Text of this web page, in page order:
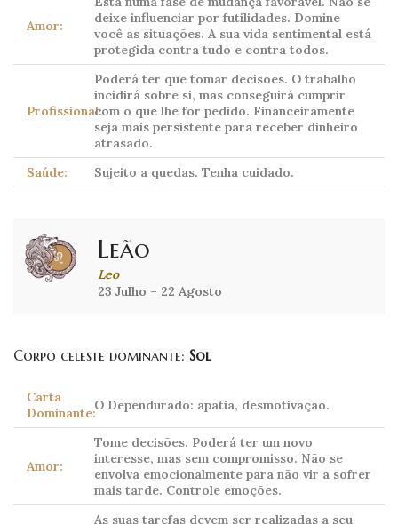
Amor:
deixe influenciar por futilidades. Domine
você as situações. A sua vida sentimental está
protegida contra tudo e contra todos.
Profissional:
Poderá ter que tomar decisões. O trabalho
incidirá sobre si, mas conseguirá cumprir
com o que lhe for pedido. Financeiramente
seja mais persistente para receber dinheiro
atrasado.
Saúde:
Sujeito a quedas. Tenha cuidado.
Leão
Leo
23 Julho – 22 Agosto
Corpo celeste dominante: Sol
Carta
Dominante:O Dependurado: apatia, desmotivação.
Amor:
Tome decisões. Poderá ter um novo
interesse, mas sem compromisso. Não se
envolva emocionalmente para não vir a sofrer
mais tarde. Controle emoções.
As suas tarefas devem ser realizadas a seu